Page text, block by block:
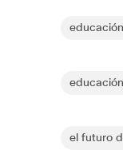
el futuro